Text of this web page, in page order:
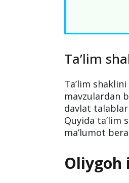
Ta’lim
Ta’lim
mavzulardan
davlat
Quyida ta’lim
ma’lumot
Oliygoh